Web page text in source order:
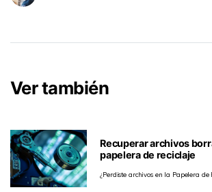
Ver también
Recuperar archivos
papelera de reciclaje
¿Perdiste archivos en la Papelera de